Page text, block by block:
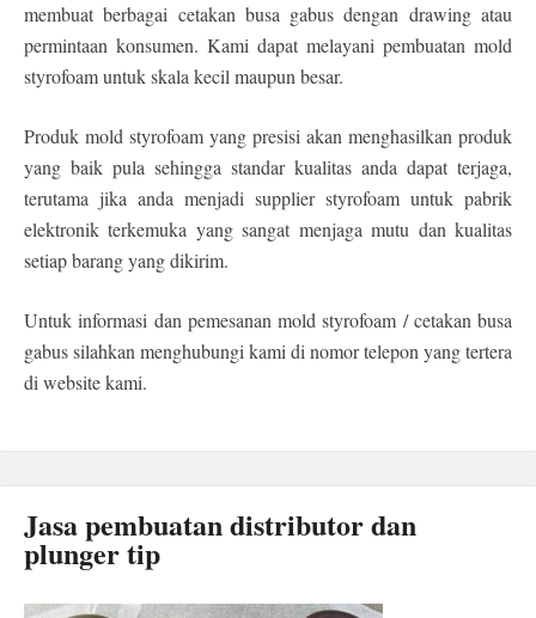
membuat berbagai cetakan busa gabus dengan drawing atau
permintaan konsumen. Kami dapat melayani pembuatan mold
styrofoam untuk skala kecil maupun besar.
Produk mold styrofoam yang presisi akan menghasilkan produk
yang baik pula sehingga standar kualitas anda dapat terjaga,
terutama jika anda menjadi supplier styrofoam untuk pabrik
elektronik terkemuka yang sangat menjaga mutu dan kualitas
setiap barang yang dikirim.
Untuk informasi dan pemesanan mold styrofoam / cetakan busa
gabus silahkan menghubungi kami di nomor telepon yang tertera
di website kami.
Jasa pembuatan distributor dan
plunger tip